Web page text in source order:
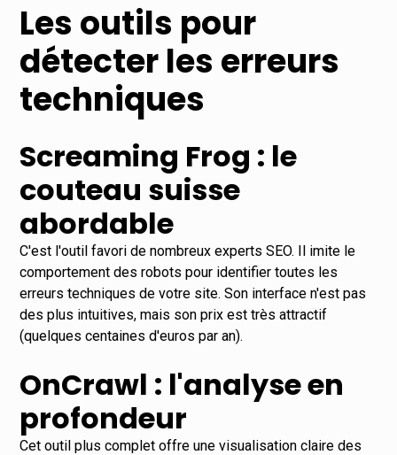
Les outils pour
détecter les erreurs
techniques
Screaming Frog : le
couteau suisse
abordable
C'est l'outil favori de nombreux experts SEO. Il imite le
comportement des robots pour identifier toutes les
erreurs techniques de votre site. Son interface n'est pas
des plus intuitives, mais son prix est très attractif
(quelques centaines d'euros par an).
OnCrawl : l'analyse en
profondeur
Cet outil plus complet offre une visualisation claire des